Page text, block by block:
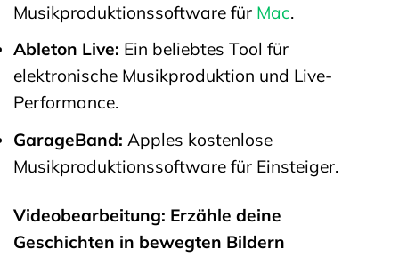
Musikproduktionssoftware für Mac.
Ableton Live: Ein beliebtes Tool für
elektronische Musikproduktion und Live-
Performance.
GarageBand: Apples kostenlose
Musikproduktionssoftware für Einsteiger.
Videobearbeitung: Erzähle deine
Geschichten in bewegten Bildern